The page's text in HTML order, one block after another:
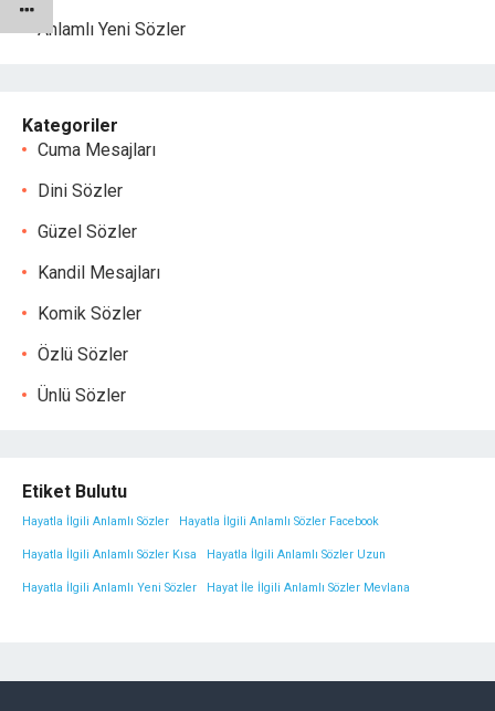
Anlamlı Yeni Sözler
Kategoriler
Cuma Mesajları
Dini Sözler
Güzel Sözler
Kandil Mesajları
Komik Sözler
Özlü Sözler
Ünlü Sözler
Etiket Bulutu
Hayatla İlgili Anlamlı Sözler Hayatla İlgili Anlamlı Sözler Facebook
Hayatla İlgili Anlamlı Sözler Kısa Hayatla İlgili Anlamlı Sözler Uzun
Hayatla İlgili Anlamlı Yeni Sözler Hayat İle İlgili Anlamlı Sözler Mevlana